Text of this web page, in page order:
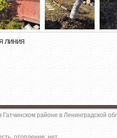
линия
районе в Ленинградской